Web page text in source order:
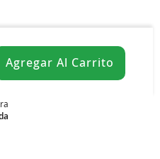
Agregar Al Carrito